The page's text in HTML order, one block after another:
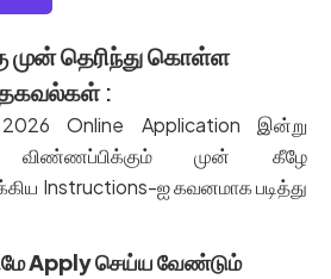
முன் தெரிந்து கொள்ள
தகவல்கள் :
Online Application இன்று
விண்ணப்பிக்கும் முன்
கீழே
Instructions-ஐகவனமாகபடித்து
Apply செய்ய வேண்டும்